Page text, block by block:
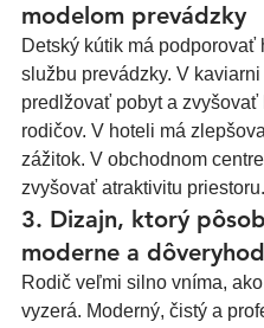
modelom prevádzky
Detský kútik má podporovať
službu prevádzky. V kaviarni
predlžovať pobyt a zvyšovať
rodičov. V hoteli má
zážitok. V obchodnom
zvyšovať atraktivitu priestoru.
3. Dizajn, ktorý
moderne a
Rodič veľmi silno vníma,
vyzerá. Moderný, čistý a